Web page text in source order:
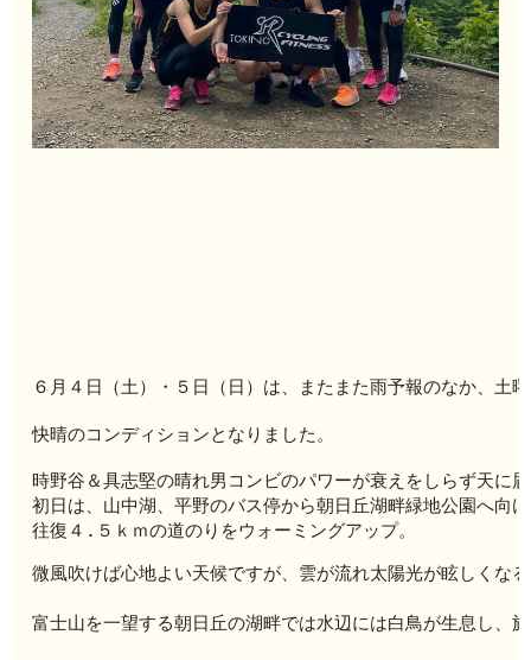
６月４日（土）・５日（日）は、またまた雨予報のなか、土
快晴のコンディションとなりました。
時野谷＆具志堅の晴れ男コンビのパワーが衰えをしらず天に
初日は、山中湖、平野のバス停から朝日丘湖畔緑地公園へ向
往復４.５ｋｍの道のりをウォーミングアップ。
微風吹けば心地よい天候ですが、雲が流れ太陽光が眩しくな
富士山を一望する朝日丘の湖畔では水辺には白鳥が生息し、